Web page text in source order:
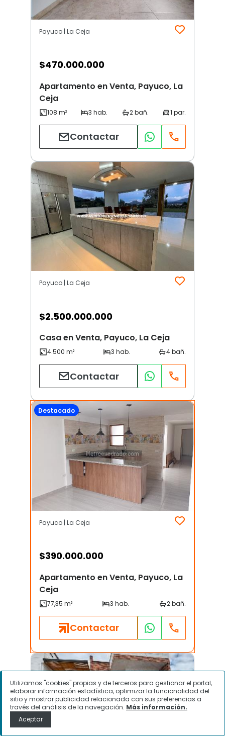
Payuco | La Ceja
$470.000.000
Apartamento en Venta, Payuco, La
Ceja
Contactar
Payuco | La Ceja
$2.500.000.000
Casa en Venta, Payuco, La Ceja
Contactar
Destacado
Payuco | La Ceja
$390.000.000
Apartamento en Venta, Payuco, La
Ceja
Contactar
Utilizamos "cookies" propias y de terceros para gestionar el portal,
elaborar información estadística, optimizar la funcionalidad del
sitio y mostrar publicidad relacionada con sus preferencias a
través del análisis de la navegación. Más información.
Aceptar